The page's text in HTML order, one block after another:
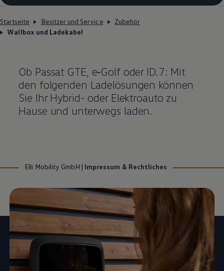
Startseite Besitzer und Service
Zubehör
Wallbox und Ladekabel
Ob Passat GTE e‑Golfoder ID.7: Mit
den folgenden Ladelösungen können
Sie Ihr Hybrid- oder Elektroauto zu
Hause und unterwegs laden.
Elli Mobility GmbH | Impressum & Rechtliches